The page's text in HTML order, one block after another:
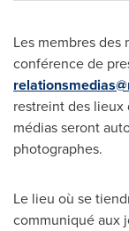
Les membres
conférence de
restreint des lieux
médias seront
photographes.
Le lieu où se
communiqué aux